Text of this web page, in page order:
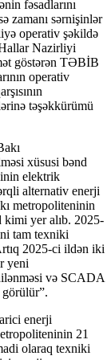
fəsadlarını
zamanı sərnişinlər
operativ şəkildə
Nazirliyi
göstərən TƏBİB
operativ
təşəkkürümü
xüsusi bənd
elektrik
alternativ enerji
metropoliteninin
kimi yer alıb. 2025-
tam texniki
2025-ci ildən iki
yeni
və SCADA
enerji
21
olaraq texniki